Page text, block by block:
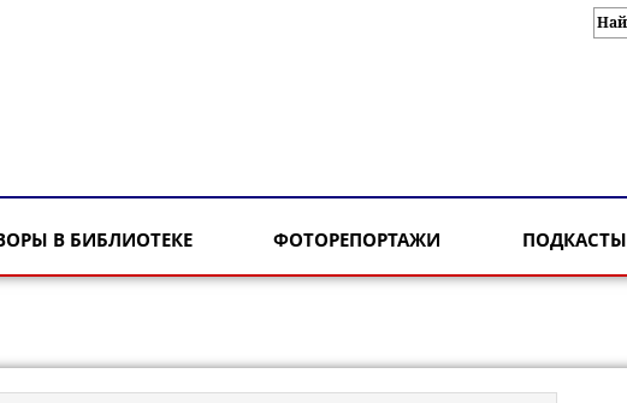
В БИБЛИОТЕКЕ ФОТОРЕПОРТАЖИ ПОДКАСТЫ